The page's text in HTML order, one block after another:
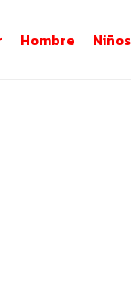
Hombre Niños